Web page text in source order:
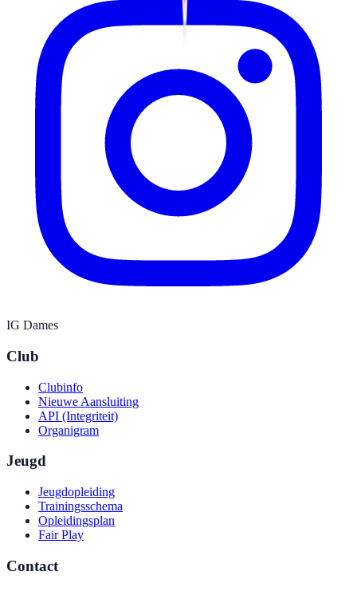
IG Dames
Club
Clubinfo
Nieuwe Aansluiting
API (Integriteit)
Organigram
Jeugd
Jeugdopleiding
Trainingsschema
Opleidingsplan
Fair Play
Contact